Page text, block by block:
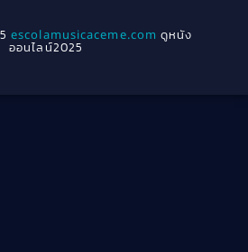
Cult Film(4)
escolamusicaceme.com ดูหนัง
ออนไลน์2025